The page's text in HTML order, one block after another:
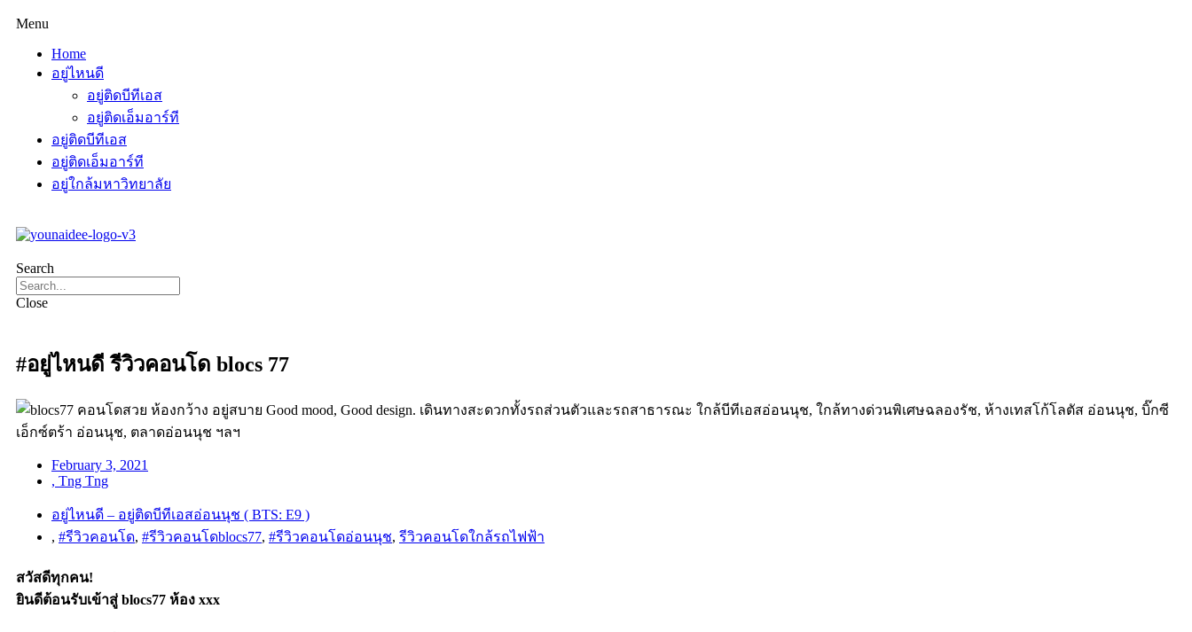
Menu
Home
อยู่ไหนดี
อยู่ติดบีทีเอส
อยู่ติดเอ็มอาร์ที
อยู่ติดบีทีเอส
อยู่ติดเอ็มอาร์ที
อยู่ใกล้มหาวิทยาลัย
Search
Close
#อยู่ไหนดี รีวิวคอนโด blocs 77
February 3, 2021
, Tng Tng
อยู่ไหนดี – อยู่ติดบีทีเอสอ่อนนุช ( BTS: E9 )
, #รีวิวคอนโด, #รีวิวคอนโดblocs77, #รีวิวคอนโดอ่อนนุช, รีวิวคอนโดใกล้รถไฟฟ้า
สวัสดีทุกคน!
ยินดีต้อนรับเข้าสู่ blocs77 ห้อง xxx